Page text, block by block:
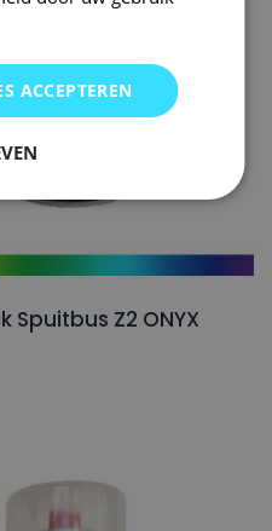
Spuitbus Z2 ONYX
ACCEPTEREN